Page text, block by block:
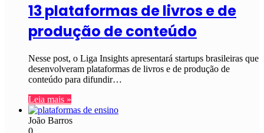
13 plataformas de livros e de
produção de conteúdo
Nesse post, o Liga Insights apresentará startups brasileiras que
desenvolveram plataformas de livros e de produção de
conteúdo para difundir…
Leia mais »
João Barros
0